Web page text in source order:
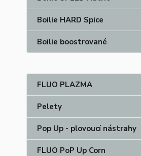
Boilie HARD Spice
Boilie boostrované
FLUO PLAZMA
Pelety
Pop Up - plovoucí nástrahy
FLUO PoP Up Corn